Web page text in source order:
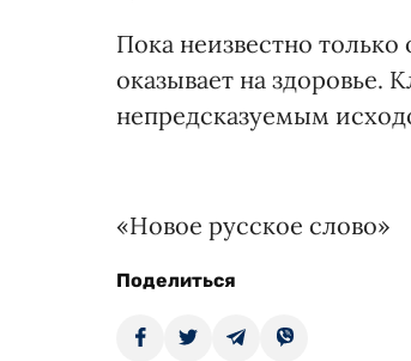
Пока неизвестно
оказывает на здоровье.
непредсказуемым
«Новое русское слово»
Поделиться